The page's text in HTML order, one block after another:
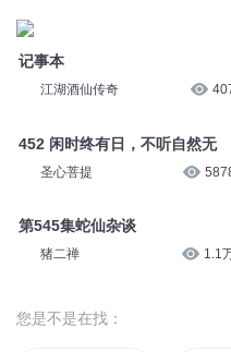
记事本
江湖酒仙传奇
452 闲时终有日，不听自然无
圣心菩提
第545集蛇仙杂谈
猪二禅 1.1
您是不是在找：